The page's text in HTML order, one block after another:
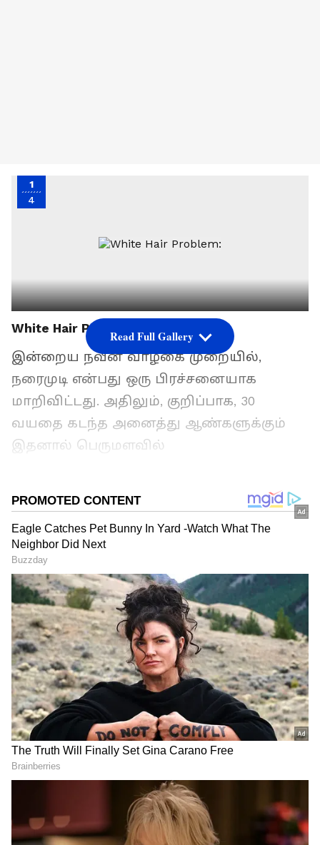
1
4
White Hair Problem:
இன்றைய நவீன வாழ்கை முறையில்,
நரைமுடி என்பது ஒரு பிரச்சனையாக
மாறிவிட்டது. அதிலும், குறிப்பாக, 30
வயதை கடந்த அனைத்து ஆண்களுக்கும்
இதனால் பெருமளவில்
கருப்பு நிறத்தை வழங்கும் மெலனின்
என்னும் நிறமி குறைவாக இருப்பது தான்
அதேபோன்று, மன அழுத்தம், வாழ்க்கை
முறை போன்ற காரணங்களால் முடி
வெள்ளையாகிறது.
மேலும் படிக்க...Sani Peyarchi: சனியின்
கருணையால் அடுத்த 6 மாதங்கள்..திடீர்
பண மழையில் நனையும் ராசிகளில்
..நீங்களும் ஒருவரா?
ஏசியாநெட் தமிழ்-ஐ உங்கள் முதன்மைத்
தேர்வாக்குங்கள்
Read Full Gallery